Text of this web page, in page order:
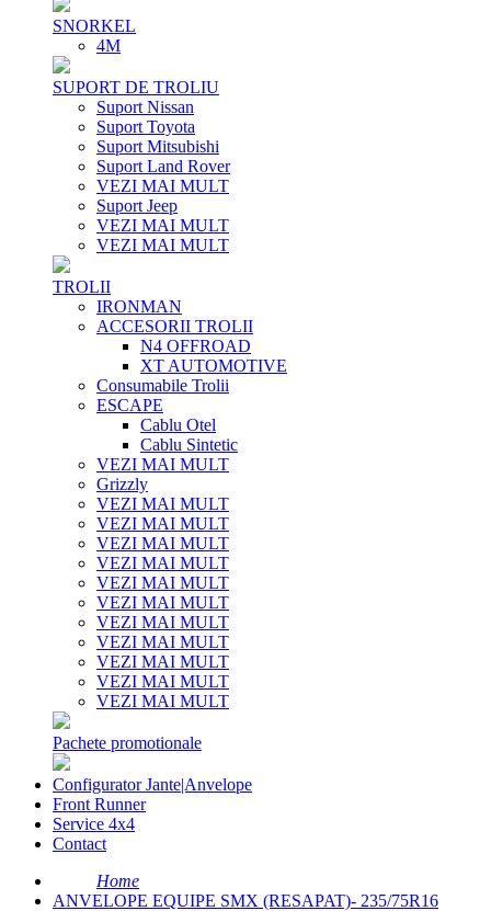
SNORKEL
4M
SUPORT DE TROLIU
Suport Nissan
Suport Toyota
Suport Mitsubishi
Suport Land Rover
VEZI MAI MULT
Suport Jeep
VEZI MAI MULT
VEZI MAI MULT
TROLII
IRONMAN
ACCESORII TROLII
N4 OFFROAD
XT AUTOMOTIVE
Consumabile Trolii
ESCAPE
Cablu Otel
Cablu Sintetic
VEZI MAI MULT
Grizzly
VEZI MAI MULT
VEZI MAI MULT
VEZI MAI MULT
VEZI MAI MULT
VEZI MAI MULT
VEZI MAI MULT
VEZI MAI MULT
VEZI MAI MULT
VEZI MAI MULT
VEZI MAI MULT
VEZI MAI MULT
Pachete promotionale
Configurator Jante|Anvelope
Front Runner
Service 4x4
Contact
Home
ANVELOPE EQUIPE SMX (RESAPAT)- 235/75R16